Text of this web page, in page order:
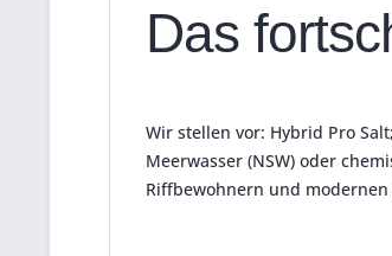
Das
Wir stellen vor: Hybrid Pro Salt;
Meerwasser (NSW) oder
Riffbewohnern und